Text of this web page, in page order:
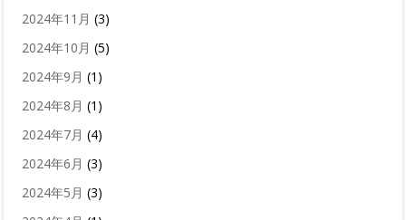
2024年11月 (3)
2024年10月 (5)
2024年9月 (1)
2024年8月 (1)
2024年7月 (4)
2024年6月 (3)
2024年5月 (3)